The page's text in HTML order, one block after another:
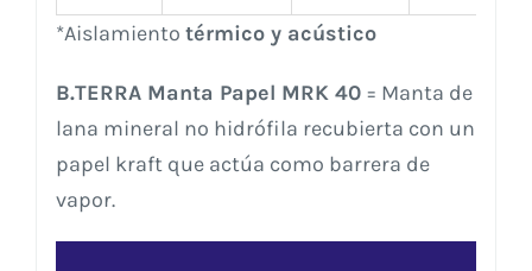
*Aislamiento térmico y acústico
B.TERRA Manta Papel MRK 40= Manta de
lana mineral no hidrófila recubierta con un
papel kraft que actúa como barrera de
vapor.